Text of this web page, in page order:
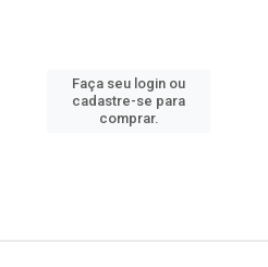
Faça seu login ou
cadastre-se para
comprar.